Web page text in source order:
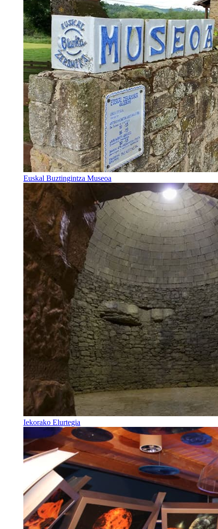
Euskal Buztingintza Museoa
Iekorako Elurtegia